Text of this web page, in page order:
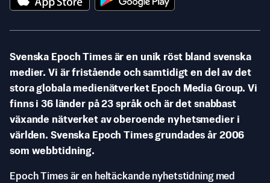
Svenska Epoch Times är en unik röst bland svenska
medier. Vi är fristående och samtidigt en del av det
stora globala medienätverket Epoch Media Group. Vi
finns i 36 länder på 23 språk och är det snabbast
växande nätverket av oberoende nyhetsmedier i
världen. Svenska Epoch Times grundades år 2006
som webbtidning.
Epoch Times är en heltäckande nyhetstidning med